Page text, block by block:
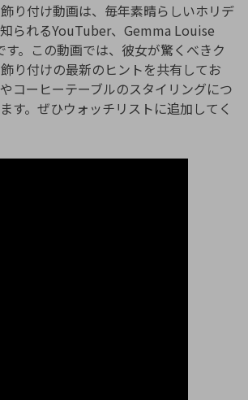
り付け動画は、毎年素晴らしいホリデ
られるYouTuber、Gemma Louise
。この動画では、彼女が驚くべきク
り付けの最新のヒントを共有してお
コーヒーテーブルのスタイリングにつ
す。ぜひウォッチリストに追加してく